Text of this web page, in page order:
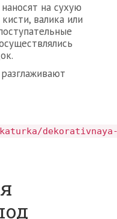
на сухую
валика или